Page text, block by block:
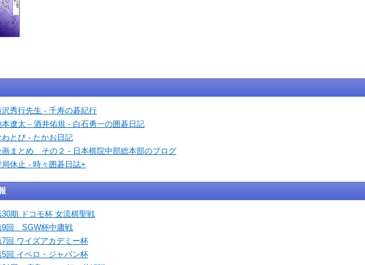
沢秀行先生 - 千寿の碁紀行
本遼太－酒井佑規 - 白石勇一の囲碁日記
わとび - たかお日記
画まとめ その２ - 日本棋院中部総本部のブログ
局休止 - 時々囲碁日誌+
30期 ドコモ杯 女流棋聖戦
9回 SGW杯中庸戦
7回 ワイズアカデミー杯
5回 イベロ・ジャパン杯